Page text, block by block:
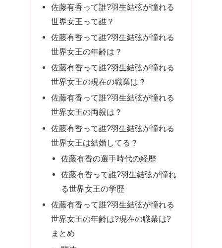
佐藤有香って誰?羽生結弦が憧れる
世界女王って誰？
佐藤有香って誰?羽生結弦が憧れる
世界女王の年齢は？
佐藤有香って誰?羽生結弦が憧れる
世界女王の現在の職業は？
佐藤有香って誰?羽生結弦が憧れる
世界女王の両親は？
佐藤有香って誰?羽生結弦が憧れる
世界女王は結婚してる？
佐藤有香の選手時代の経歴
佐藤有香って誰?羽生結弦が憧れ
る世界女王の学歴
佐藤有香って誰?羽生結弦が憧れる
世界女王の年齢は?現在の職業は?
まとめ